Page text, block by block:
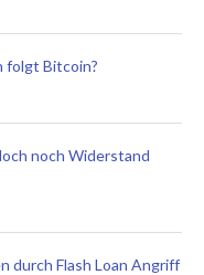
folgt Bitcoin?
noch Widerstand
durch Flash Loan Angriff